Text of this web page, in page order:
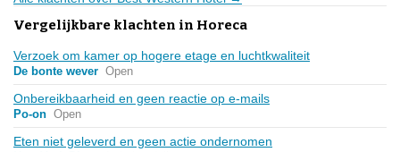
Vergelijkbare klachten in Horeca
Verzoek om kamer op hogere etage en luchtkwaliteit
De bonte wever Open
Onbereikbaarheid en geen reactie op e-mails
Po-on Open
Eten niet geleverd en geen actie ondernomen